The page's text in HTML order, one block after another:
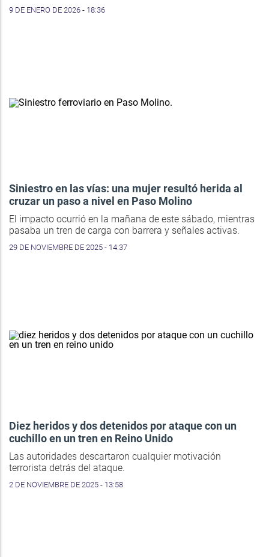
9 DE ENERO DE 2026 - 18:36
Siniestro en las vías: una mujer resultó herida al
cruzar un paso a nivel en Paso Molino
El impacto ocurrió en la mañana de este sábado, mientras
pasaba un tren de carga con barrera y señales activas.
29 DE NOVIEMBRE DE 2025 - 14:37
Diez heridos y dos detenidos por ataque con un
cuchillo en un tren en Reino Unido
Las autoridades descartaron cualquier motivación
terrorista detrás del ataque.
2 DE NOVIEMBRE DE 2025 - 13:58